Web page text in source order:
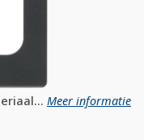
Meer informatie